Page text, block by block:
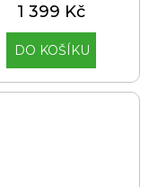
1 399 Kč
DO KOŠÍKU